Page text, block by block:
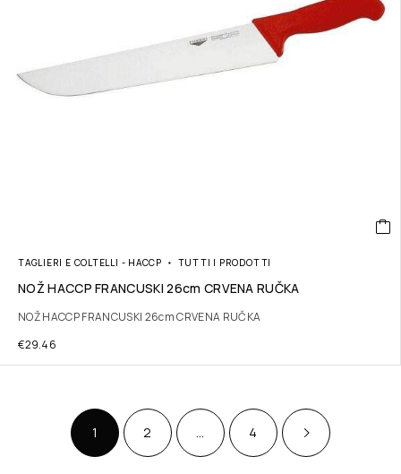
TAGLIERI E COLTELLI - HACCP TUTTI I PRODOTTI
NOŽ HACCP FRANCUSKI 26cm CRVENA RUČKA
NOŽ HACCP FRANCUSKI 26cm CRVENA RUČKA
€29.46
1 2 4